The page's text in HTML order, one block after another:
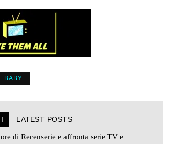
BABY
LATEST POSTS
di Recenserie e affronta serie TV e